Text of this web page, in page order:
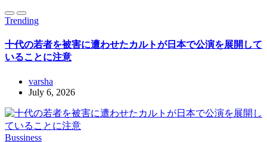
Trending
十代の若者を被害に遭わせたカルトが日本で公演を展開して
いることに注意
varsha
July 6, 2026
Bussiness